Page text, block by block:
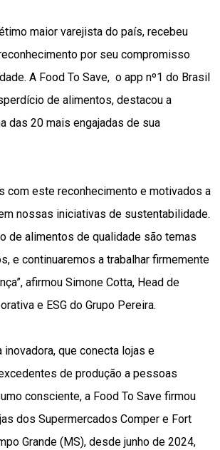
maior varejista do país, recebeu
por seu compromisso
A Food To Save, o app nº1 do Brasil
de alimentos, destacou a
das 20 mais engajadas de sua
com este reconhecimento e motivados a
nossas iniciativas de sustentabilidade.
de alimentos de qualidade são temas
e continuaremos a trabalhar firmemente
afirmou Simone Cotta, Head de
e ESG do Grupo Pereira.
inovadora, que conecta lojas e
de produção a pessoas
consciente, a Food To Save firmou
dos Supermercados Comper e Fort
Grande (MS), desde junho de 2024,